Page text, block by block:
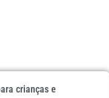
crianças e